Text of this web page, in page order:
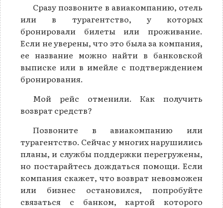
Сразу позвоните в авиакомпанию, отель
или в турагентство, у которых
бронировали билеты или проживание.
Если не уверены, что это была за компания,
ее название можно найти в банковской
выписке или в имейле с подтверждением
бронирования.
Мой рейс отменили. Как получить
возврат средств?
Позвоните в авиакомпанию или
турагентство. Сейчас у многих нарушились
планы, и службы поддержки перегружены,
но постарайтесь дождаться помощи. Если
компания скажет, что возврат невозможен
или бизнес остановился, попробуйте
связаться с банком, картой которого